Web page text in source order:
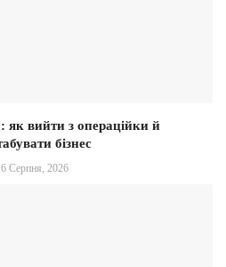
як вийти з операційки й
бізнес
6 Серпня, 2026